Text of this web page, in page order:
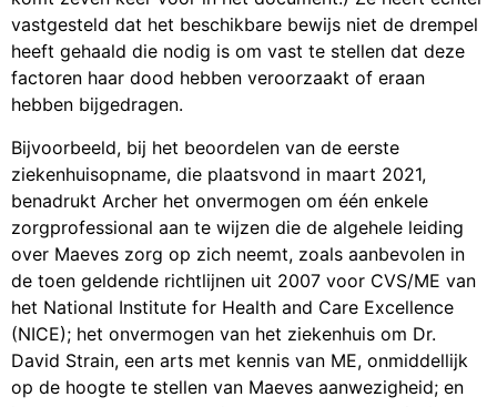
vastgesteld dat het beschikbare bewijs niet de drempel
heeft gehaald die nodig is om vast te stellen dat deze
factoren haar dood hebben veroorzaakt of eraan
hebben bijgedragen.
Bijvoorbeeld, bij het beoordelen van de eerste
ziekenhuisopname, die plaatsvond in maart 2021,
benadrukt Archer het onvermogen om één enkele
zorgprofessional aan te wijzen die de algehele leiding
over Maeves zorg op zich neemt, zoals aanbevolen in
de toen geldende richtlijnen uit 2007 voor CVS/ME van
het National Institute for Health and Care Excellence
(NICE); het onvermogen van het ziekenhuis om Dr.
David Strain, een arts met kennis van ME, onmiddellijk
op de hoogte te stellen van Maeves aanwezigheid; en